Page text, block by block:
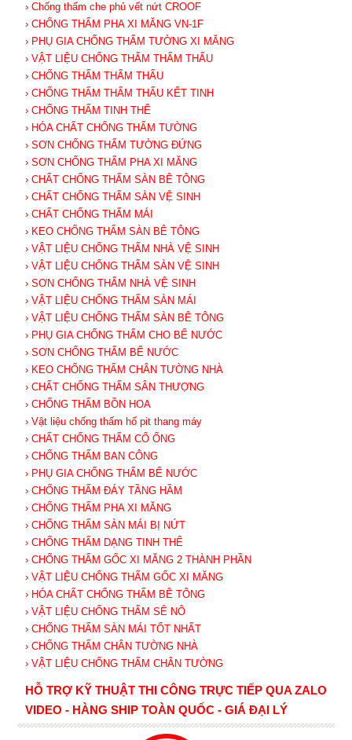
› Chống thấm che phủ vết nứt CROOF
› CHỐNG THẤM PHA XI MĂNG VN-1F
› PHỤ GIA CHỐNG THẤM TƯỜNG XI MĂNG
› VẬT LIỆU CHỐNG THẤM THẨM THẤU
› CHỐNG THẤM THẨM THẤU
› CHỐNG THẤM THẨM THẤU KẾT TINH
› CHỐNG THẤM TINH THỂ
› HÓA CHẤT CHỐNG THẤM TƯỜNG
› SƠN CHỐNG THẤM TƯỜNG ĐỨNG
› SƠN CHỐNG THẤM PHA XI MĂNG
› CHẤT CHỐNG THẤM SÀN BÊ TÔNG
› CHẤT CHỐNG THẤM SÀN VỆ SINH
› CHẤT CHỐNG THẤM MÁI
› KEO CHỐNG THẤM SÀN BÊ TÔNG
› VẬT LIỆU CHỐNG THẤM NHÀ VỆ SINH
› VẬT LIỆU CHỐNG THẤM SÀN VỆ SINH
› SƠN CHỐNG THẤM NHÀ VỆ SINH
› VẬT LIỆU CHỐNG THẤM SÀN MÁI
› VẬT LIỆU CHỐNG THẤM SÀN BÊ TÔNG
› PHỤ GIA CHỐNG THẤM CHO BỂ NƯỚC
› SƠN CHỐNG THẤM BỂ NƯỚC
› KEO CHỐNG THẤM CHÂN TƯỜNG NHÀ
› CHẤT CHỐNG THẤM SÂN THƯỢNG
› CHỐNG THẤM BỒN HOA
› Vật liệu chống thấm hố pit thang máy
› CHẤT CHỐNG THẤM CỔ ỐNG
› CHỐNG THẤM BAN CÔNG
› PHỤ GIA CHỐNG THẤM BỂ NƯỚC
› CHỐNG THẤM ĐÁY TẦNG HẦM
› CHỐNG THẤM PHA XI MĂNG
› CHỐNG THẤM SÀN MÁI BỊ NỨT
› CHỐNG THẤM DẠNG TINH THỂ
› CHỐNG THẤM GỐC XI MĂNG 2 THÀNH PHẦN
› VẬT LIỆU CHỐNG THẤM GỐC XI MĂNG
› HÓA CHẤT CHỐNG THẤM BÊ TÔNG
› VẬT LIỆU CHỐNG THẤM SÊ NÔ
› CHỐNG THẤM SÀN MÁI TỐT NHẤT
› CHỐNG THẤM CHÂN TƯỜNG NHÀ
› VẬT LIỆU CHỐNG THẤM CHÂN TƯỜNG
HỖ TRỢ KỸ THUẬT THI CÔNG TRỰC TIẾP QUA ZALO
VIDEO - HÀNG SHIP TOÀN QUỐC - GIÁ ĐẠI LÝ